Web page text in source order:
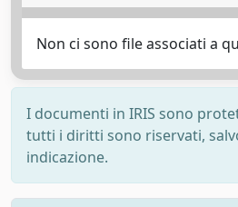
Non ci sono file associati a
I documenti in IRIS sono
tutti i diritti sono riservati,
indicazione.